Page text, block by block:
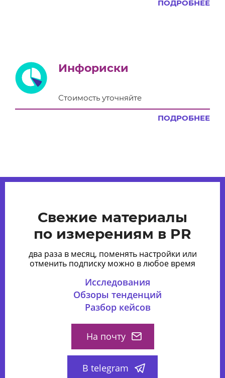
ПОДРОБНЕЕ
Инфориски
Стоимость уточняйте
ПОДРОБНЕЕ
Свежие материалы
по измерениям в PR
два раза в месяц, поменять настройки или
отменить подписку можно в любое время
Исследования
Обзоры тенденций
Разбор кейсов
На почту
В telegram